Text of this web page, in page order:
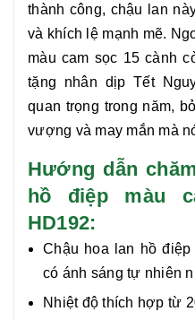
thành công, chậu lan
và khích lệ mạnh mẽ.
màu cam sọc 15 cành
tặng nhân dịp Tết
quan trọng trong năm,
vượng và may mắn mà
Hướng dẫn
hồ điệp màu
HD192:
Chậu hoa lan hồ
có ánh sáng tự nhiên
Nhiệt độ thích hợp từ